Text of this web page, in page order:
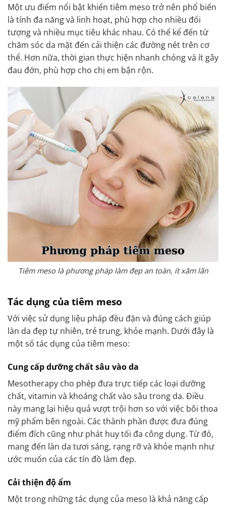
Một ưu điểm nổi bật khiến tiêm meso trở nên phổ biến
là tính đa năng và linh hoạt, phù hợp cho nhiều đối
tượng và nhiều mục tiêu khác nhau. Có thể kể đến từ
chăm sóc da mặt đến cải thiện các đường nét trên cơ
thể. Hơn nữa, thời gian thực hiện nhanh chóng và ít gây
đau đớn, phù hợp cho chị em bận rộn.
Tiêm meso là phương pháp làm đẹp an toàn, ít xâm lấn
Tác dụng của tiêm meso
Với việc sử dụng liệu pháp đều đặn và đúng cách giúp
làn da đẹp tự nhiên, trẻ trung, khỏe mạnh. Dưới đây là
một số tác dụng của tiêm meso:
Cung cấp dưỡng chất sâu vào da
Mesotherapy cho phép đưa trực tiếp các loại dưỡng
chất, vitamin và khoáng chất vào sâu trong da. Điều
này mang lại hiệu quả vượt trội hơn so với việc bôi thoa
mỹ phẩm bên ngoài. Các thành phần được đưa đúng
điểm đích cũng như phát huy tối đa công dụng. Từ đó,
mang đến làn da tươi sáng, rạng rỡ và khỏe mạnh như
ước muốn của các tín đồ làm đẹp.
Cải thiện độ ẩm
Một trong những tác dụng của meso là khả năng cấp